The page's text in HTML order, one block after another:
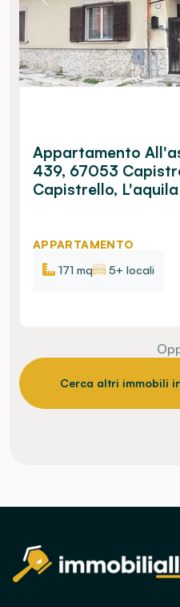
Appartamento
439, 67053
Capistrello, L'aquila
APPARTAMENTO
171 mq
5+ locali
Cerca altri immobili